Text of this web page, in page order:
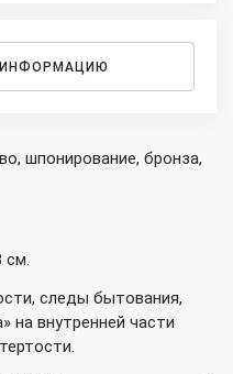
шпонирование, бронза,
см.
следы бытования,
на внутренней части